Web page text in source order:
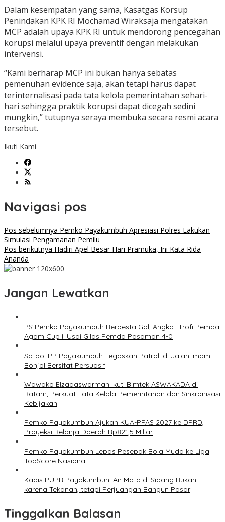
Dalam kesempatan yang sama, Kasatgas Korsup
Penindakan KPK RI Mochamad Wiraksaja mengatakan
MCP adalah upaya KPK RI untuk mendorong pencegahan
korupsi melalui upaya preventif dengan melakukan
intervensi.
“Kami berharap MCP ini bukan hanya sebatas
pemenuhan evidence saja, akan tetapi harus dapat
terinternalisasi pada tata kelola pemerintahan sehari-
hari sehingga praktik korupsi dapat dicegah sedini
mungkin,” tutupnya seraya membuka secara resmi acara
tersebut.
Ikuti Kami
Navigasi pos
Pos sebelumnya Pemko Payakumbuh Apresiasi Polres Lakukan
Simulasi Pengamanan Pemilu
Pos berikutnya Hadiri Apel Besar Hari Pramuka, Ini Kata Rida
Ananda
Jangan Lewatkan
PS Pemko Payakumbuh Berpesta Gol, Angkat Trofi Pemda
Agam Cup II Usai Gilas Pemda Pasaman 4-0
Satpol PP Payakumbuh Tegaskan Patroli di Jalan Imam
Bonjol Bersifat Persuasif
Wawako Elzadaswarman Ikuti Bimtek ASWAKADA di
Batam, Perkuat Tata Kelola Pemerintahan dan Sinkronisasi
Kebijakan
Pemko Payakumbuh Ajukan KUA-PPAS 2027 ke DPRD,
Proyeksi Belanja Daerah Rp821,5 Miliar
Pemko Payakumbuh Lepas Pesepak Bola Muda ke Liga
TopScore Nasional
Kadis PUPR Payakumbuh: Air Mata di Sidang Bukan
karena Tekanan, tetapi Perjuangan Bangun Pasar
Tinggalkan Balasan